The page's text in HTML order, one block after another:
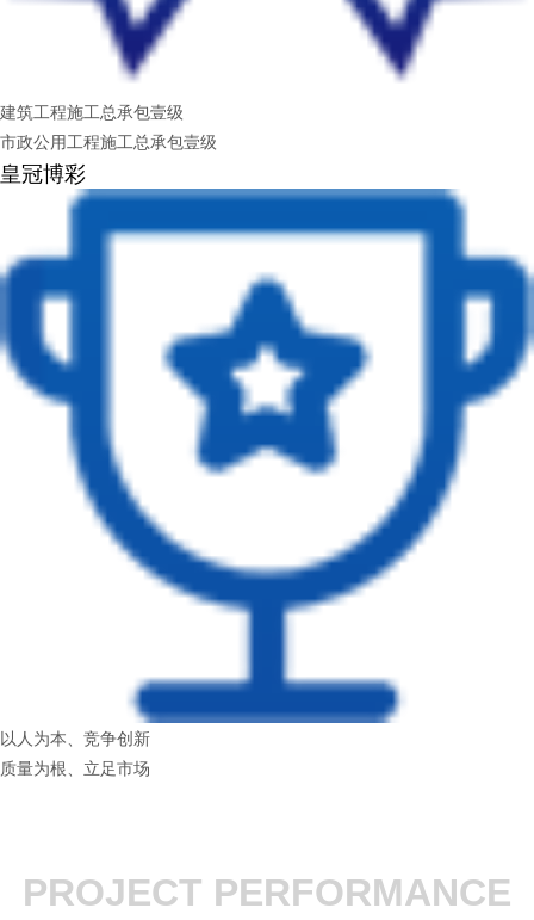
建筑工程施工总承包壹级
市政公用工程施工总承包壹级
皇冠博彩
以人为本、竞争创新
质量为根、立足市场
PROJECT PERFORMANCE